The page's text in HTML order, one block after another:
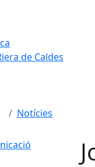
de Caldes
Notícies